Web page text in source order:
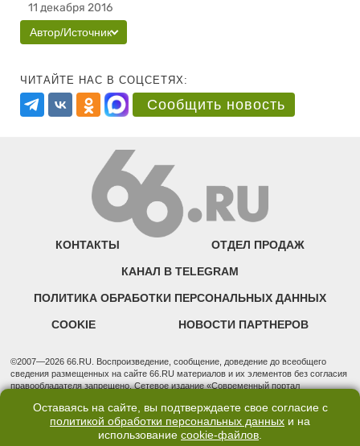
11 декабря 2016
Автор/Источник
ЧИТАЙТЕ НАС В СОЦСЕТЯХ:
Сообщить новость
КОНТАКТЫ ОТДЕЛ ПРОДАЖ
КАНАЛ В TELEGRAM
ПОЛИТИКА ОБРАБОТКИ ПЕРСОНАЛЬНЫХ ДАННЫХ
COOKIE НОВОСТИ ПАРТНЕРОВ
©2007—2026 66.RU. Воспроизведение, сообщение, доведение до всеобщего
сведения размещенных на сайте 66.RU материалов и их элементов без согласия
правообладателя запрещено. Сетевое издание «Современный портал
надзору в сфере связи, информационных технологий и массовых коммуникаций
(Роскомнадзор). Регистрационный номер ЭЛ № ФС 77 - 76634 от 02.09.2019
Учредитель: Общество с ограниченной ответственностью "66.ру". Юридический
Оставаясь на сайте, вы подтверждаете свое согласие с
политикой обработки персональных данных и на
использование cookie-файлов.